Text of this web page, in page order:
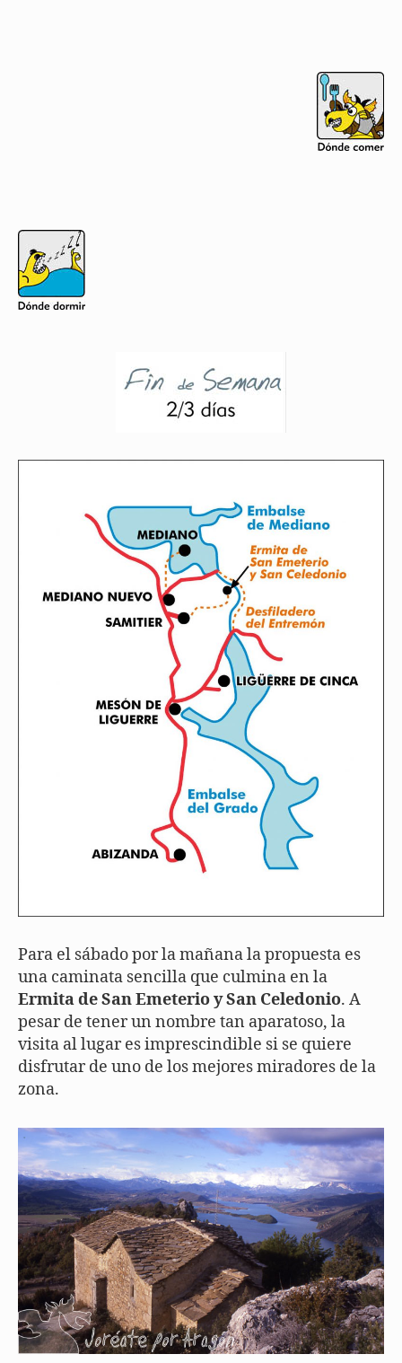
Para el sábado por la mañana la propuesta es
una caminata sencilla que culmina en la
Ermita de San Emeterio y San Celedonio. A
pesar de tener un nombre tan aparatoso, la
visita al lugar es imprescindible si se quiere
disfrutar de uno de los mejores miradores de la
zona.